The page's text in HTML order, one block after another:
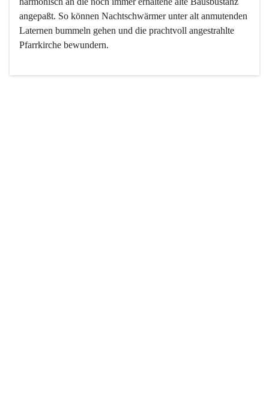
angepaßt. So können Nachtschwärmer unter alt anmutenden
Laternen bummeln gehen und die prachtvoll angestrahlte
Pfarrkirche bewundern.
Der Weinbau dominert heute nicht mehr, ist aber integrativer